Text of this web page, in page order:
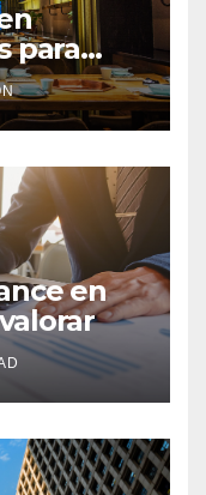
para
en